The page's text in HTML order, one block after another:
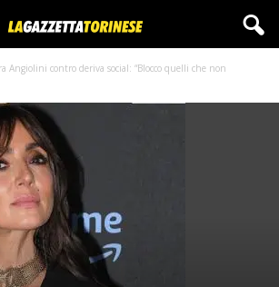
Angiolini contro deriva social: “Blocco quelli che non